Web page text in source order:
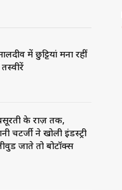
में छुट्टियां मना रहीं
के राज़ तक,
चटर्जी ने खोली इंडस्ट्री
जाते तो बोटॉक्स